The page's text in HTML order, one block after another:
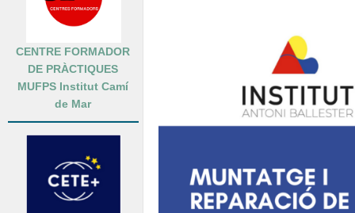
CENTRE FORMADOR
DE PRÀCTIQUES
MUFPS Institut Camí
de Mar